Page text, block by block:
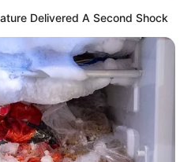
Delivered A Second Shock